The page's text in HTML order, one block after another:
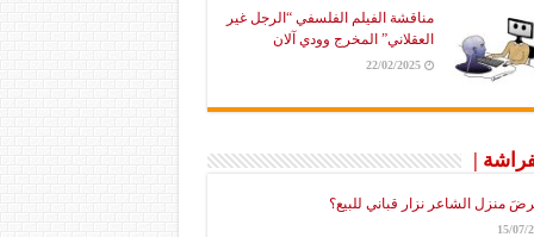
مناقشة الفيلم الفلسفي “الرجل غير
العقلاني” المخرج وودي آلان
22/02/2025
|
منزل الشاعر نزار قباني للبيع؟
15/07/